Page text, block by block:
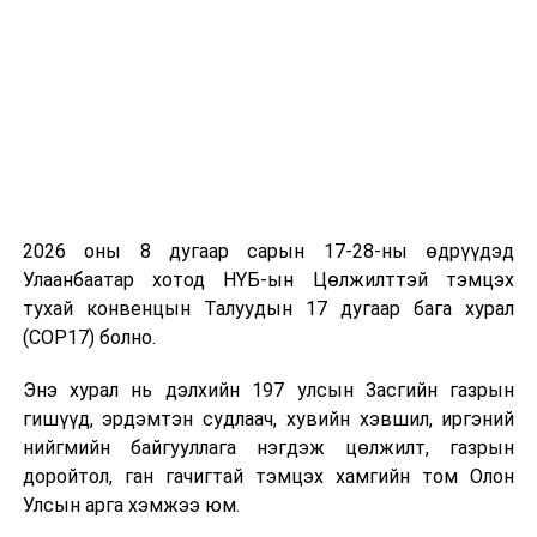
шилжүүллээ
ӨМНӨХ МЭДЭЭ
Өнөөдөр нутгийн зүүн хагаст сэрүүхэн байна
2026 оны 8 дугаар сарын 17-28-ны өдрүүдэд
Улаанбаатар хотод НҮБ-ын Цөлжилттэй тэмцэх
тухай конвенцын Талуудын 17 дугаар бага хурал
(COP17) болно.
Энэ хурал нь дэлхийн 197 улсын Засгийн газрын
гишүүд, эрдэмтэн судлаач, хувийн хэвшил, иргэний
нийгмийн байгууллага нэгдэж цөлжилт, газрын
доройтол, ган гачигтай тэмцэх хамгийн том Олон
Улсын арга хэмжээ юм.